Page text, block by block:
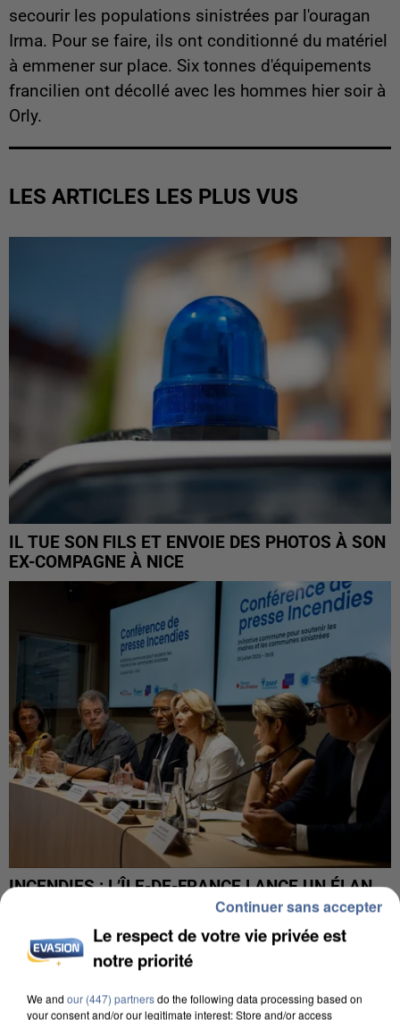
secourir les populations sinistrées par l'ouragan
Irma. Pour se faire, ils ont conditionné du matériel
à emmener sur place. Six tonnes d'équipements
francilien ont décollé avec les hommes hier soir à
Orly.
LES ARTICLES LES PLUS VUS
IL TUE SON FILS ET ENVOIE DES PHOTOS À SON
EX-COMPAGNE À NICE
INCENDIES : L’ÎLE-DE-FRANCE LANCE UN ÉLAN
DE SOLIDARITÉ AVEC LES...
Le respect de votre vie privée est
notre priorité
We and our (447) partnersdo the following data processing based on
your consent and/or our legitimate interest: Store and/or access
Continuer sans accepter